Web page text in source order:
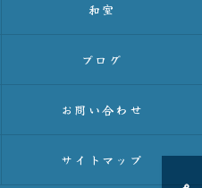
和室
ブログ
お問い合わせ
サイトマップ